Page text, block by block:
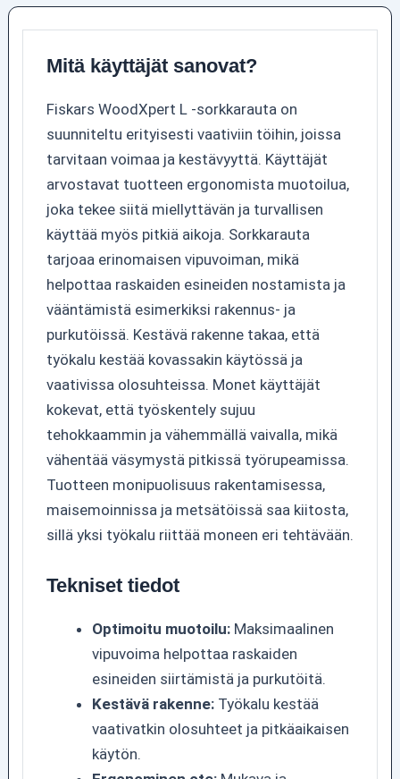
Mitä käyttäjät sanovat?
Fiskars WoodXpert L -sorkkarauta on
suunniteltu erityisesti vaativiin töihin, joissa
tarvitaan voimaa ja kestävyyttä. Käyttäjät
arvostavat tuotteen ergonomista muotoilua,
joka tekee siitä miellyttävän ja turvallisen
käyttää myös pitkiä aikoja. Sorkkarauta
tarjoaa erinomaisen vipuvoiman, mikä
helpottaa raskaiden esineiden nostamista ja
vääntämistä esimerkiksi rakennus- ja
purkutöissä. Kestävä rakenne takaa, että
työkalu kestää kovassakin käytössä ja
vaativissa olosuhteissa. Monet käyttäjät
kokevat, että työskentely sujuu
tehokkaammin ja vähemmällä vaivalla, mikä
vähentää väsymystä pitkissä työrupeamissa.
Tuotteen monipuolisuus rakentamisessa,
maisemoinnissa ja metsätöissä saa kiitosta,
sillä yksi työkalu riittää moneen eri tehtävään.
Tekniset tiedot
Optimoitu muotoilu:Maksimaalinen
vipuvoima helpottaa raskaiden
esineiden siirtämistä ja purkutöitä.
Kestävä rakenne:Työkalu kestää
vaativatkin olosuhteet ja pitkäaikaisen
käytön.